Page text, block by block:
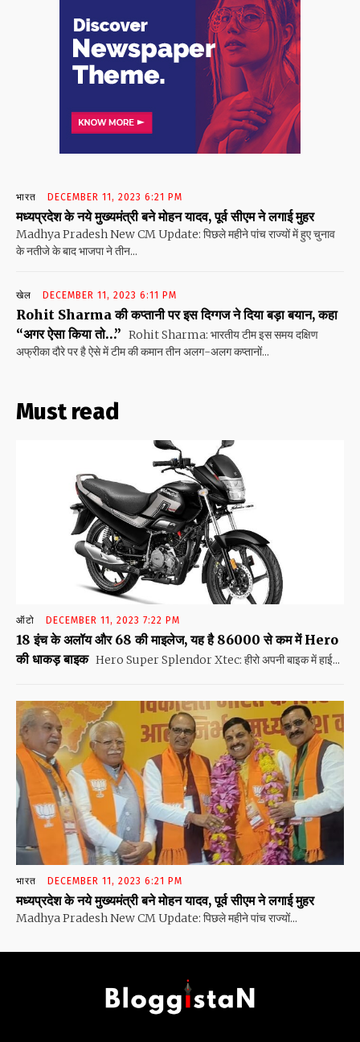
भारत DECEMBER 11, 2023 6:21 PM
मध्यप्रदेश के नये मुख्यमंत्री बने मोहन यादव, पूर्व सीएम ने लगाई मुहर
Madhya Pradesh New CM Update: पिछले महीने पांच राज्यों में हुए चुनाव
के नतीजे के बाद भाजपा ने तीन...
खेल DECEMBER 11, 2023 6:11 PM
Rohit Sharma की कप्तानी पर इस दिग्गज ने दिया बड़ा बयान, कहा
“अगर ऐसा किया तो…” Rohit Sharma: भारतीय टीम इस समय दक्षिण
अफ्रीका दौरे पर है ऐसे में टीम की कमान तीन अलग-अलग कप्तानों...
Must read
ऑटो DECEMBER 11, 2023 7:22 PM
18 इंच के अलॉय और 68 की माइलेज, यह है 86000 से कम में Hero
की धाकड़ बाइक Hero Super Splendor Xtec: हीरो अपनी बाइक में हाई...
भारत DECEMBER 11, 2023 6:21 PM
मध्यप्रदेश के नये मुख्यमंत्री बने मोहन यादव, पूर्व सीएम ने लगाई मुहर
Madhya Pradesh New CM Update: पिछले महीने पांच राज्यों...